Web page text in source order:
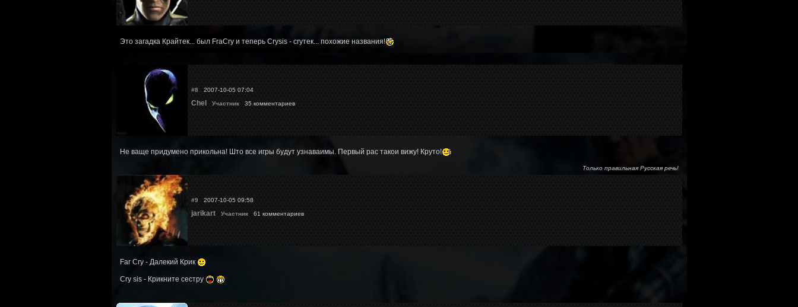
Это загадка Крайтек... был FraCry и теперь Crysis - cryтек... похожие названия!
#8 2007-10-05 07:04
Chel Участник35 комментариев
Не ваще придумено прикольна! Што все игры будут узнаваимы. Первый рас такои вижу! Круто!
Только правильная Русская речь!
#9 2007-10-05 09:58
jarikart Участник61 комментариев
Far Cry - Далекий Крик
Cry sis - Крикните сестру